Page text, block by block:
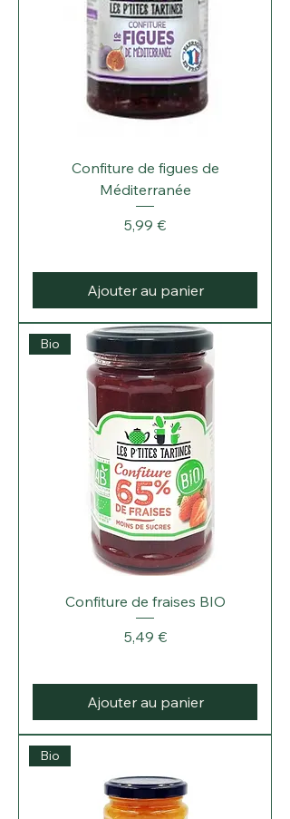
Confiture de figues de
Méditerranée
Prix
5,99 €
Ajouter au panier
Bio
Confiture de fraises BIO
Prix
5,49 €
Ajouter au panier
Bio